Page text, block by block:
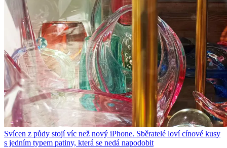
Svícen z půdy stojí víc než nový iPhone. Sběratelé loví cínové kusy
s jedním typem patiny, která se nedá napodobit